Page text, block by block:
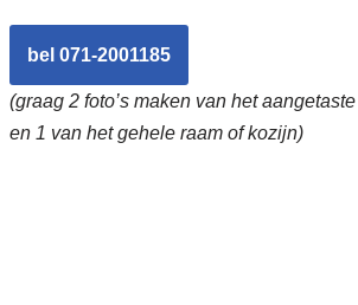
bel 071-2001185
(graag 2 foto’s maken van het
en 1 van het gehele raam of kozijn)